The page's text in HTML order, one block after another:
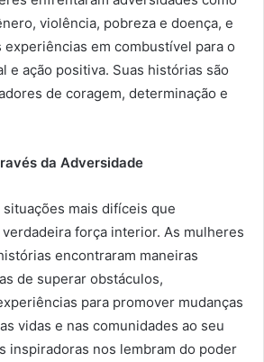
violência, pobreza e doença, e
experiências em combustível para o
e ação positiva. Suas histórias são
de coragem, determinação e
da Adversidade
mais difíceis que
força interior. As mulheres
encontraram maneiras
de superar obstáculos,
para promover mudanças
vidas e nas comunidades ao seu
inspiradoras nos lembram do poder